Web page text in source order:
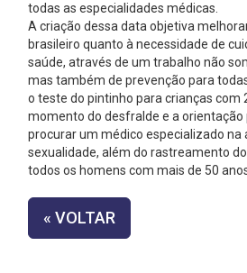
todas as especialidades médicas.
A criação dessa data objetiva
brasileiro quanto à necessidade de
saúde, através de um trabalho não
mas também de prevenção para
o teste do pintinho para crianças com
momento do desfralde e a orientação
procurar um médico especializado na
sexualidade, além do rastreamento
todos os homens com mais de 50
« VOLTAR